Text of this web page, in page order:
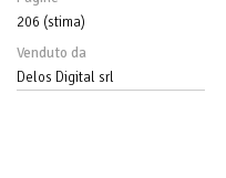
206 (stima)
Venduto da
Delos Digital srl